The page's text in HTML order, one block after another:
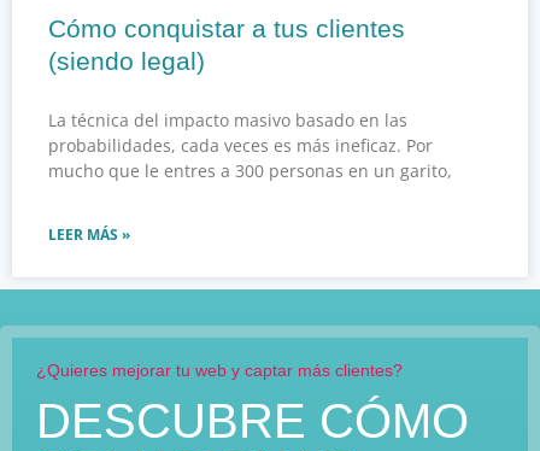
Cómo conquistar a tus clientes
(siendo legal)
La técnica del impacto masivo basado en las
probabilidades, cada veces es más ineficaz. Por
mucho que le entres a 300 personas en un garito,
LEER MÁS »
¿Quieres mejorar tu web y captar más clientes?
DESCUBRE CÓMO